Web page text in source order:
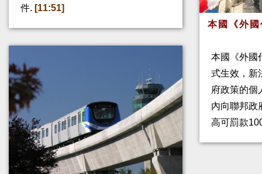
件. [11:51]
本國《外
本國《外國
式生效，新
府政策的個
內向聯邦政
高可罰款